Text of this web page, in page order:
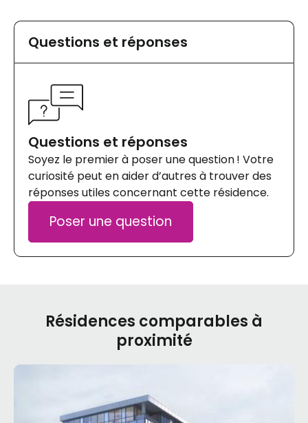
Questions et réponses
Questions et réponses
Soyez le premier à poser une question ! Votre
curiosité peut en aider d’autres à trouver des
réponses utiles concernant cette résidence.
Poser une question
Résidences comparables à
proximité